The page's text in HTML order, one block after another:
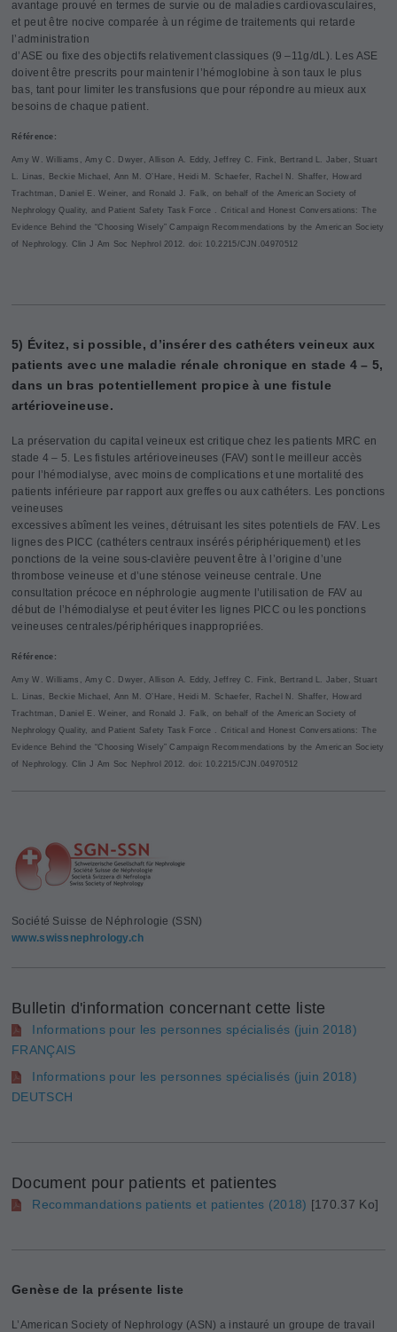
avantage prouvé en termes de survie ou de maladies cardiovasculaires,
et peut être nocive comparée à un régime de traitements qui retarde
l’administration
d’ASE ou fixe des objectifs relativement classiques (9 –11g/dL). Les ASE
doivent être prescrits pour maintenir l’hémoglobine à son taux le plus
bas, tant pour limiter les transfusions que pour répondre au mieux aux
besoins de chaque patient.
Référence:
Amy W. Williams, Amy C. Dwyer, Allison A. Eddy, Jeffrey C. Fink, Bertrand L. Jaber, Stuart
L. Linas, Beckie Michael, Ann M. O’Hare, Heidi M. Schaefer, Rachel N. Shaffer, Howard
Trachtman, Daniel E. Weiner, and Ronald J. Falk, on behalf of the American Society of
Nephrology Quality, and Patient Safety Task Force . Critical and Honest Conversations: The
Evidence Behind the “Choosing Wisely” Campaign Recommendations by the American Society
of Nephrology. Clin J Am Soc Nephrol 2012. doi: 10.2215/CJN.04970512
5) Évitez, si possible, d’insérer des cathéters veineux aux
patients avec une maladie rénale chronique en stade 4 – 5,
dans un bras potentiellement propice à une fistule
artérioveineuse.
La préservation du capital veineux est critique chez les patients MRC en
stade 4 – 5. Les fistules artérioveineuses (FAV) sont le meilleur accès
pour l’hémodialyse, avec moins de complications et une mortalité des
patients inférieure par rapport aux greffes ou aux cathéters. Les ponctions
veineuses
excessives abîment les veines, détruisant les sites potentiels de FAV. Les
lignes des PICC (cathéters centraux insérés périphériquement) et les
ponctions de la veine sous-clavière peuvent être à l’origine d’une
thrombose veineuse et d’une sténose veineuse centrale. Une
consultation précoce en néphrologie augmente l’utilisation de FAV au
début de l’hémodialyse et peut éviter les lignes PICC ou les ponctions
veineuses centrales/périphériques inappropriées.
Référence:
Amy W. Williams, Amy C. Dwyer, Allison A. Eddy, Jeffrey C. Fink, Bertrand L. Jaber, Stuart
L. Linas, Beckie Michael, Ann M. O’Hare, Heidi M. Schaefer, Rachel N. Shaffer, Howard
Trachtman, Daniel E. Weiner, and Ronald J. Falk, on behalf of the American Society of
Nephrology Quality, and Patient Safety Task Force . Critical and Honest Conversations: The
Evidence Behind the “Choosing Wisely” Campaign Recommendations by the American Society
of Nephrology. Clin J Am Soc Nephrol 2012. doi: 10.2215/CJN.04970512
Société Suisse de Néphrologie (SSN)
www.swissnephrology.ch
Bulletin d'information concernant cette liste
Informations pour les personnes spécialisés (juin 2018)
FRANÇAIS
Informations pour les personnes spécialisés (juin 2018)
DEUTSCH
Document pour patients et patientes
Recommandations patients et patientes (2018) [170.37 Ko]
Genèse de la présente liste
L’American Society of Nephrology (ASN) a instauré un groupe de travail